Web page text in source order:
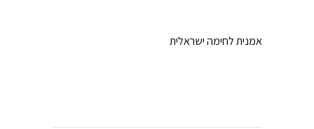
אמנית לחימה ישראלית